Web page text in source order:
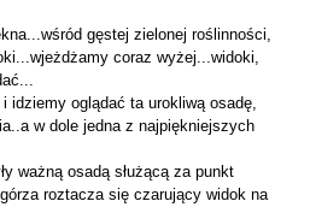
gęstej zielonej roślinności,
coraz wyżej...widoki,
idziemy oglądać ta urokliwą osadę,
w dole jedna z najpiękniejszych
ważną osadą służącą za punkt
roztacza się czarujący widok na